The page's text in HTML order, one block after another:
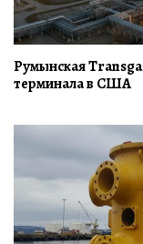
Румынская
терминала в США